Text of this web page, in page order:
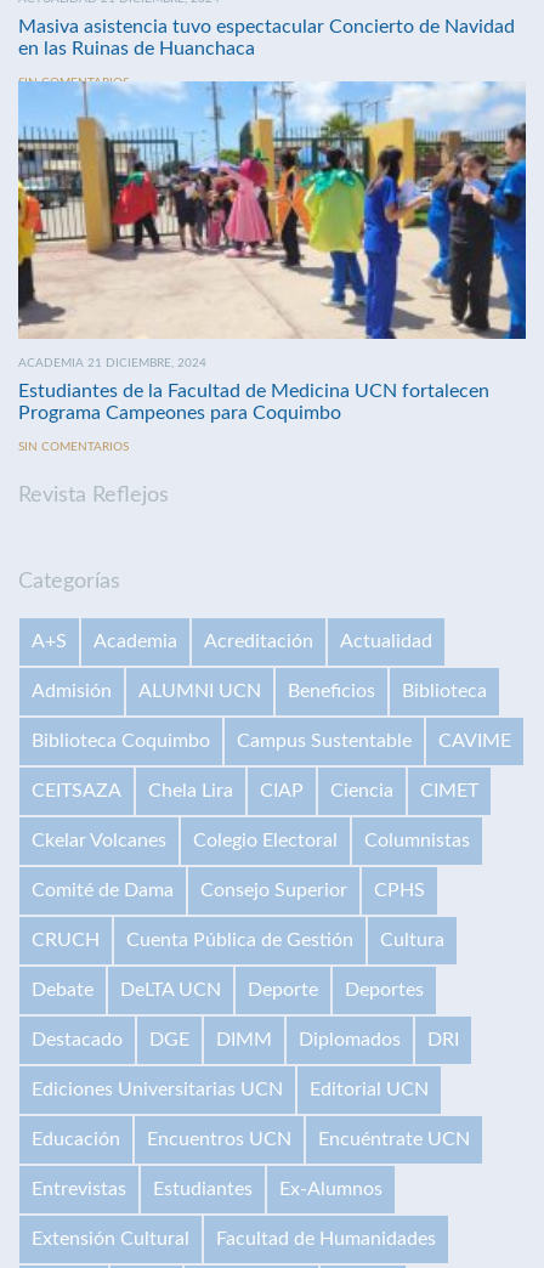
Masiva asistencia tuvo espectacular Concierto de Navidad
en las Ruinas de Huanchaca
SIN COMENTARIOS
ACADEMIA 21 DICIEMBRE, 2024
Estudiantes de la Facultad de Medicina UCN fortalecen
Programa Campeones para Coquimbo
SIN COMENTARIOS
Revista Reflejos
Categorías
A+S Academia Acreditación Actualidad
Admisión ALUMNI UCN Beneficios Biblioteca
Biblioteca Coquimbo Campus Sustentable CAVIME
CEITSAZA Chela Lira CIAP Ciencia CIMET
Ckelar Volcanes Colegio Electoral Columnistas
Comité de Dama Consejo Superior CPHS
CRUCH Cuenta Pública de Gestión Cultura
Debate DeLTA UCN Deporte Deportes
Destacado DGE DIMM Diplomados DRI
Ediciones Universitarias UCN Editorial UCN
Educación Encuentros UCN Encuéntrate UCN
Entrevistas Estudiantes Ex-Alumnos
Extensión Cultural Facultad de Humanidades